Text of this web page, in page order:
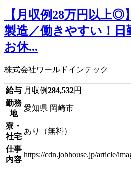
【月収例28万円以上◎
製造／働きやすい！日
お休...
株式会社ワールドインテック
給与 月収例284,532円
勤務
地
愛知県 岡崎市
寮・
社宅
あり（無料）
仕事
内容
https://cdn.jobhouse.jp/article/